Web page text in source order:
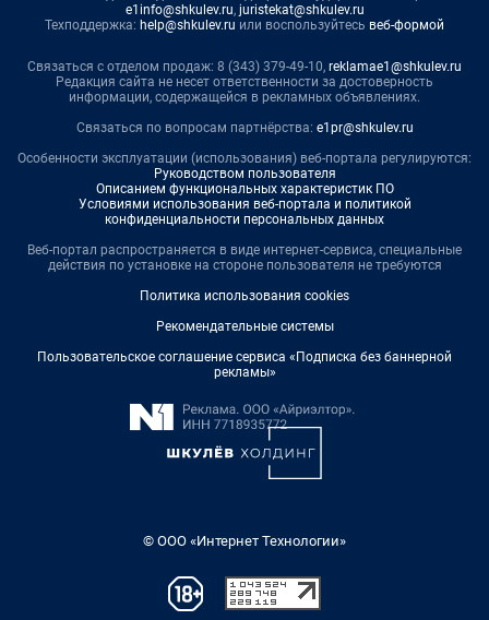
e1info@shkulev.ru, juristekat@shkulev.ru
Техподдержка: help@shkulev.ru или воспользуйтесь веб-формой
Связаться с отделом продаж: 8 (343) 379-49-10, reklamae1@shkulev.ru
Редакция сайта не несет ответственности за достоверность
информации, содержащейся в рекламных объявлениях.
Связаться по вопросам партнёрства: e1pr@shkulev.ru
Особенности эксплуатации (использования) веб-портала регулируются:
Руководством пользователя
Описанием функциональных характеристик ПО
Условиями использования веб-портала и политикой
конфиденциальности персональных данных
Веб-портал распространяется в виде интернет-сервиса, специальные
действия по установке на стороне пользователя не требуются
Политика использования cookies
Рекомендательные системы
Пользовательское соглашение сервиса «Подписка без баннерной
рекламы»
© ООО «Интернет Технологии»